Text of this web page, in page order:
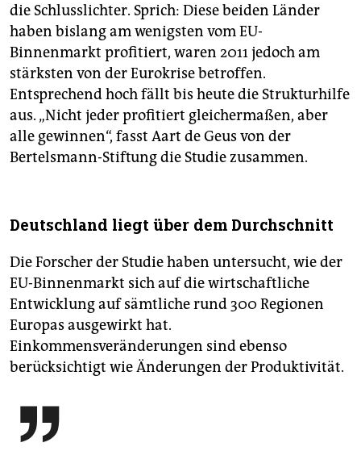
die Schlusslichter. Sprich: Diese beiden Länder
haben bislang am wenigsten vom EU-
Binnenmarkt profitiert, waren 2011 jedoch am
stärksten von der Eurokrise betroffen.
Entsprechend hoch fällt bis heute die Strukturhilfe
aus. „Nicht jeder profitiert gleichermaßen, aber
alle gewinnen“, fasst Aart de Geus von der
Bertelsmann-Stiftung die Studie zusammen.
Deutschland liegt über dem Durchschnitt
Die Forscher der Studie haben untersucht, wie der
EU-Binnenmarkt sich auf die wirtschaftliche
Entwicklung auf sämtliche rund 300 Regionen
Europas ausgewirkt hat.
Einkommensveränderungen sind ebenso
berücksichtigt wie Änderungen der Produktivität.
